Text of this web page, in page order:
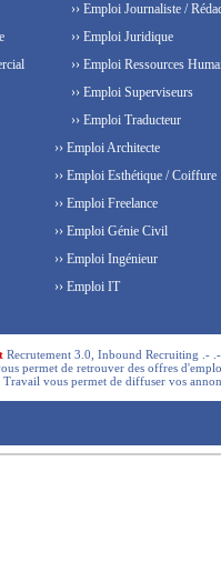
›› Emploi Journaliste /
›› Emploi Juridique
›› Emploi Ressources
›› Emploi Superviseurs
›› Emploi Traducteur
›› Emploi Architecte
›› Emploi Esthétique / Coiffure
›› Emploi Freelance
›› Emploi Génie Civil
›› Emploi Ingénieur
›› Emploi IT
Recrutement 3.0, Inbound Recruiting .-
permet de retrouver des offres
Travail vous permet de diffuser vos